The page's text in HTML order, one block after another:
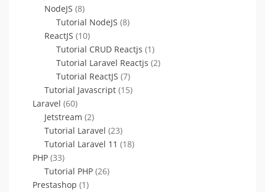
NodeJS (8)
Tutorial NodeJS (8)
ReactJS (10)
Tutorial CRUD Reactjs (1)
Tutorial Laravel Reactjs (2)
Tutorial ReactJS (7)
Tutorial Javascript (15)
Laravel (60)
Jetstream (2)
Tutorial Laravel (23)
Tutorial Laravel 11 (18)
PHP (33)
Tutorial PHP (26)
Prestashop (1)